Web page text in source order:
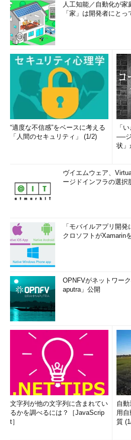
人工知能／自動化が
「家」は開発者にと
“適度な不信感”をベースに考える
「人間のセキュリティ」 (1/2)
「
──
状」
ヴイエムウェア、
ージドインフラの選択
「モバイルアプリ開
クロソフトがXamarin
OPNFVがネットワー
aputra」公開
文字列が他の文字列に含まれてい
るかを調べるには？［JavaScrip
t］
自
用
質